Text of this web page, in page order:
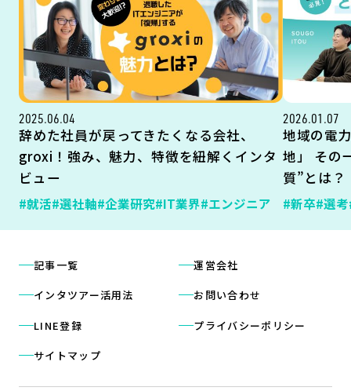
2025.06.04
辞めた社員が戻ってきたくなる会社、
groxi！強み、魅力、特徴を紐解くインタ
ビュー
#就活#選社軸#企業研究#IT業界#エンジニア
2026.01.07
地域の電
地」 その
質”とは？
#新卒#選考
記事一覧
インタツアー活用法
LINE登録
サイトマップ
運営会社
お問い合わせ
プライバシーポリシー